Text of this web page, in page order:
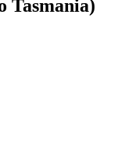
Tasmania)